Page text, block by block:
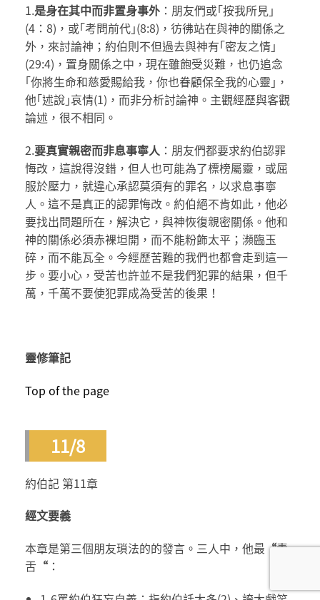
1.是身在其中而非置身事外 ：朋友們或｢按我所見｣
(4：8)，或｢考問前代｣(8:8)，彷彿站在與神的關係之
外，來討論神；約伯則不但過去與神有｢密友之情｣
(29:4)，置身關係之中，現在雖飽受災難，也仍追念
｢你將生命和慈愛賜給我，你也眷顧保全我的心靈｣，
他｢述說｣哀情(1)，而非分析討論神。主觀經歷與客觀
論述，很不相同。
2.要真實親密而非息事寧人 ：朋友們都要求約伯認罪
悔改，這說得沒錯，但人也可能為了標榜屬靈，或屈
服於壓力，就違心承認莫須有的罪名，以求息事寧
人。這不是真正的認罪悔改。約伯絕不肯如此，他必
要找出問題所在，解決它，與神恢復親密關係。他和
神的關係必須赤裸坦開，而不能粉飾太平；瀕臨玉
碎，而不能瓦全。今經歷苦難的我們也都會走到這一
步。要小心，受苦也許並不是我們犯罪的結果，但千
萬，千萬不要使犯罪成為受苦的後果！
靈修筆記
Top of the page
11/8
約伯記 第11章
經文要義
本章是第三個朋友瑣法的的發言。三人中，他最 “毒
舌 “ ：